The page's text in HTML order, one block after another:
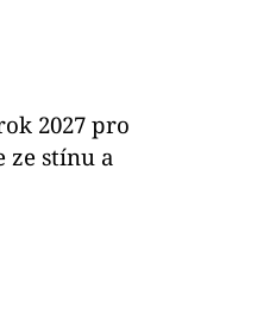
2027 pro
ze stínu a